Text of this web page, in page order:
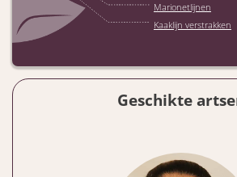
Marionetlijnen
Kaaklijn verstrakken
Geschikte